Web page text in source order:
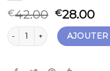
€42.00 €28.00
quantité de sac pour